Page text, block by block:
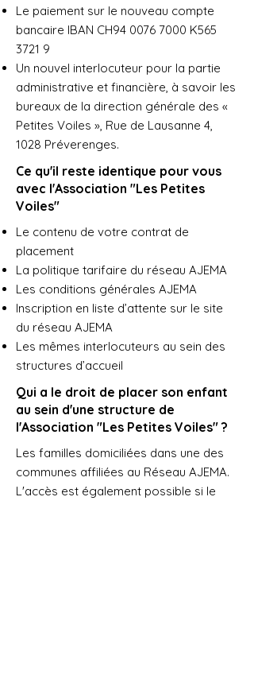
Le paiement sur le nouveau compte
bancaire IBAN CH94 0076 7000 K565
3721 9
Un nouvel interlocuteur pour la partie
administrative et financière, à savoir les
bureaux de la direction générale des «
Petites Voiles », Rue de Lausanne 4,
1028 Préverenges.
Ce qu'il reste identique pour vous
avec l'Association "Les Petites
Voiles"
Le contenu de votre contrat de
placement
La politique tarifaire du réseau AJEMA
Les conditions générales AJEMA
Inscription en liste d’attente sur le site
du réseau AJEMA
Les mêmes interlocuteurs au sein des
structures d’accueil
Qui a le droit de placer son enfant
au sein d'une structure de
l'Association "Les Petites Voiles" ?
Les familles domiciliées dans une des
communes affiliées au Réseau AJEMA.
L'accès est également possible si le